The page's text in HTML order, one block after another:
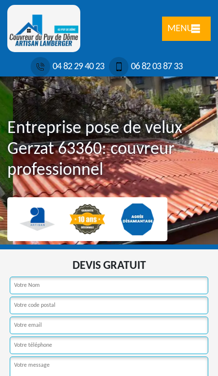
MENU
04 82 29 40 23 06 82 03 87 33
Entreprise pose de velux
Gerzat 63360: couvreur
professionnel
DEVIS GRATUIT